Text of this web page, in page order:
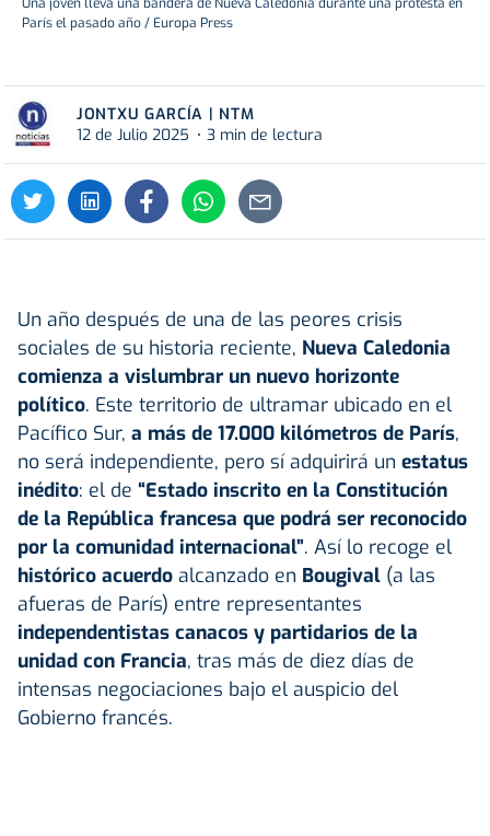
París el pasado año / Europa Press
JONTXU GARCÍA | NTM
12 de Julio 2025
3 min de lectura
Un año después de una de las peores crisis
sociales de su historia reciente, Nueva Caledonia
comienza a vislumbrar un nuevo horizonte
político. Este territorio de ultramar ubicado en el
Pacífico Sur, a más de 17.000 kilómetros de París,
no será independiente, pero sí adquirirá un estatus
inédito: el de “Estado inscrito en la Constitución
de la República francesa que podrá ser reconocido
por la comunidad internacional”. Así lo recoge el
histórico acuerdo alcanzado en Bougival (a las
afueras de París) entre representantes
independentistas canacos y partidarios de la
unidad con Francia, tras más de diez días de
intensas negociaciones bajo el auspicio del
Gobierno francés.